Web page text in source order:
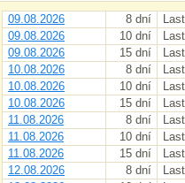
09.08.2026 8 dní
09.08.2026
10 dní
09.08.2026
15 dní
10.08.2026
8 dní
10.08.2026
10 dní
10.08.2026
15 dní
11.08.2026
8 dní
11.08.2026
10 dní
11.08.2026
15 dní
12.08.2026
8 dní